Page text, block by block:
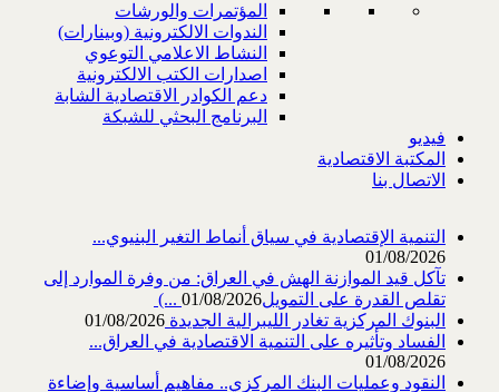
المؤتمرات والورشات
الندوات الالكترونية (وبينارات)
النشاط الاعلامي التوعوي
اصدارات الكتب الالكترونية
دعم الكوادر الاقتصادية الشابة
البرنامج البحثي للشبكة
فيديو
المكتبة الاقتصادية
الاتصال بنا
التنمية الإقتصادية في سياق أنماط التغير البنيوي...
01/08/2026
تآكل قيد الموازنة الهش في العراق: من وفرة الموارد إلى
تقلص القدرة على التمويل‎ (...01/08/2026
البنوك المركزية تغادر الليبرالية الجديدة 01/08/2026
الفساد وتأثيره على التنمية الاقتصادية في العراق...
01/08/2026
النقود وعمليات البنك المركزي.. مفاهيم أساسية وإضاءة